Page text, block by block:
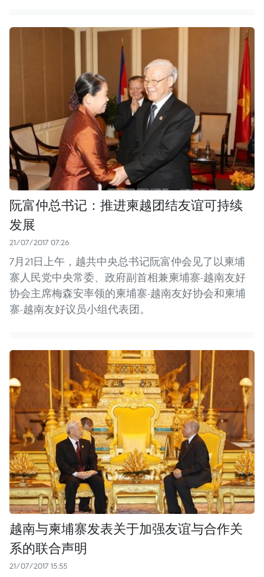
阮富仲总书记：推进柬越团结友谊可持续
发展
21/07/2017 07:26
7月21日上午，越共中央总书记阮富仲会见了以柬埔
寨人民党中央常委、政府副首相兼柬埔寨-越南友好
协会主席梅森安率领的柬埔寨-越南友好协会和柬埔
寨-越南友好议员小组代表团。
越南与柬埔寨发表关于加强友谊与合作关
系的联合声明
21/07/2017 15:55